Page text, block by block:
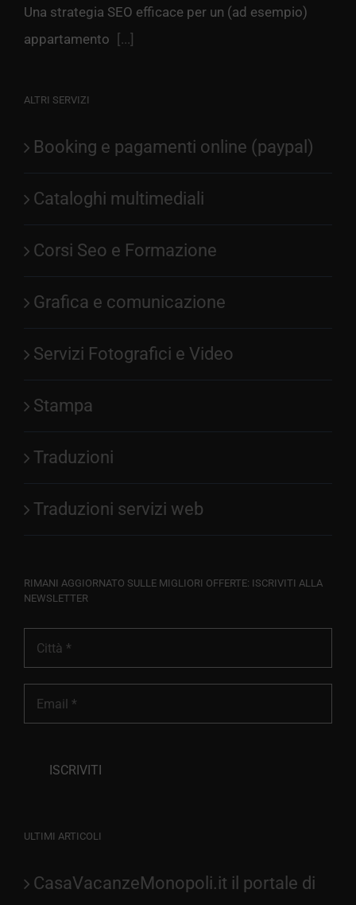
Una strategia SEO efficace per un (ad esempio)
appartamento
[...]
ALTRI SERVIZI
Booking e pagamenti online (paypal)
Cataloghi multimediali
Corsi Seo e Formazione
Grafica e comunicazione
Servizi Fotografici e Video
Stampa
Traduzioni
Traduzioni servizi web
RIMANI AGGIORNATO SULLE MIGLIORI OFFERTE: ISCRIVITI ALLA
NEWSLETTER
ULTIMI ARTICOLI
CasaVacanzeMonopoli.it il portale di